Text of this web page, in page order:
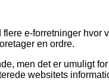
e-forretninger hvor
en ordre.
men det er umuligt
websitets